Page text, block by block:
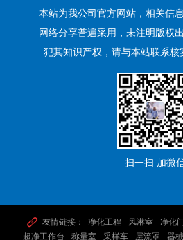
本站为我公司官方网站，相关信
网络分享普遍采用，未注明版权
犯其知识产权，请与本站联系核
扫一扫 加微
友情链接： 净化工程 风淋室 净化门
超净工作台 称量室 采样车 层流罩 器